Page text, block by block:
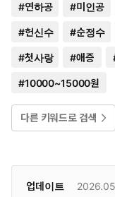
#연하공 #미인공
#헌신수 #순정수
#첫사랑 #애증
#10000~15000원
다른 키워드로 검색
업데이트